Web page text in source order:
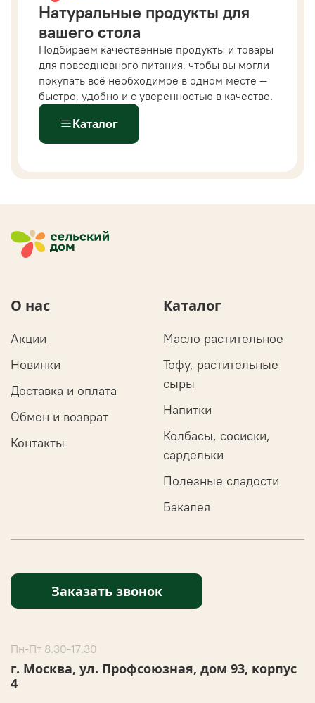
Натуральные продукты для
вашего стола
Подбираем качественные продукты и товары
для повседневного питания, чтобы вы могли
покупать всё необходимое в одном месте —
быстро, удобно и с уверенностью в качестве.
Каталог
О нас
Акции
Новинки
Доставка и оплата
Обмен и возврат
Контакты
Каталог
Масло растительное
Тофу, растительные
сыры
Напитки
Колбасы, сосиски,
сардельки
Полезные сладости
Бакалея
Заказать звонок
Пн-Пт 8.30-17.30
г. Москва, ул. Профсоюзная, дом 93, корпус
4